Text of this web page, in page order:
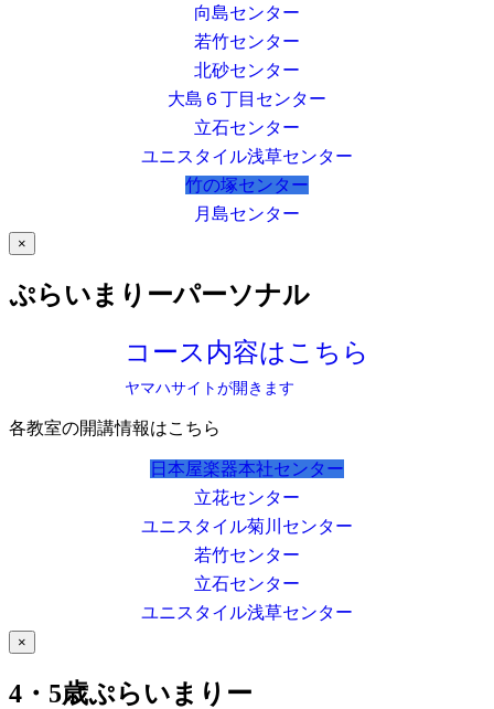
向島センター
若竹センター
北砂センター
大島６丁目センター
立石センター
ユニスタイル浅草センター
竹の塚センター
月島センター
×
ぷらいまりーパーソナル
コース内容はこちら
ヤマハサイトが開きます
各教室の開講情報はこちら
日本屋楽器本社センター
立花センター
ユニスタイル菊川センター
若竹センター
立石センター
ユニスタイル浅草センター
×
4・5歳ぷらいまりー